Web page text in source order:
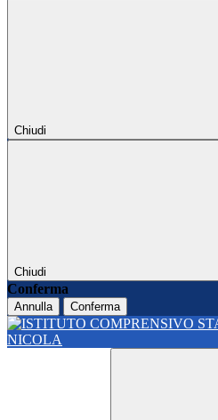
Chiudi
Chiudi
Conferma
Annulla Conferma